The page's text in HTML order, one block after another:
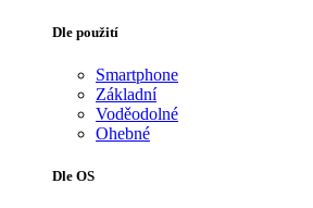
Dle použití
Smartphone
Základní
Voděodolné
Ohebné
Dle OS